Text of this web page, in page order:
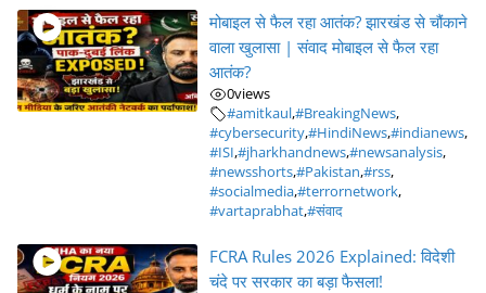
मोबाइल से फैल रहा आतंक? झारखंड से चौंकाने
वाला खुलासा | संवाद मोबाइल से फैल रहा
आतंक?
0views
#amitkaul,#BreakingNews,
#cybersecurity,#HindiNews,#indianews,
#ISI,#jharkhandnews,#newsanalysis,
#newsshorts,#Pakistan,#rss,
#socialmedia,#terrornetwork,
#vartaprabhat,#संवाद
FCRA Rules 2026 Explained: विदेशी
चंदे पर सरकार का बड़ा फैसला!